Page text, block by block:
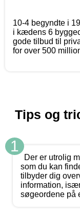
10-4 begyndte i
i kædens 6
gode tilbud til
for over 500
Tips og
1
Der er utrolig
som du kan
tilbyder dig
information,
søgeordene på